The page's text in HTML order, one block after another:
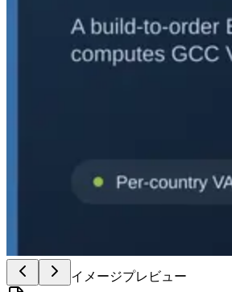
イメージプレビュー